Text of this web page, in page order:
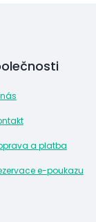
a platba
e-poukazu